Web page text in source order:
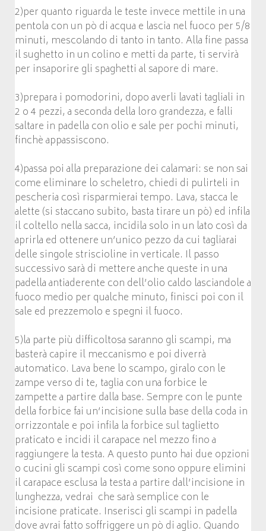
2)per quanto riguarda le teste invece mettile in una
pentola con un pò di acqua e lascia nel fuoco per 5/8
minuti, mescolando di tanto in tanto. Alla fine passa
il sughetto in un colino e metti da parte, ti servirà
per insaporire gli spaghetti al sapore di mare.
3)prepara i pomodorini, dopo averli lavati tagliali in
2 o 4 pezzi, a seconda della loro grandezza, e falli
saltare in padella con olio e sale per pochi minuti,
finchè appassiscono.
4)passa poi alla preparazione dei calamari: se non sai
come eliminare lo scheletro, chiedi di pulirteli in
pescheria così risparmierai tempo. Lava, stacca le
alette (si staccano subito, basta tirare un pò) ed infila
il coltello nella sacca, incidila solo in un lato così da
aprirla ed ottenere un’unico pezzo da cui tagliarai
delle singole striscioline in verticale. Il passo
successivo sarà di mettere anche queste in una
padella antiaderente con dell’olio caldo lasciandole a
fuoco medio per qualche minuto, finisci poi con il
sale ed prezzemolo e spegni il fuoco.
5)la parte più difficoltosa saranno gli scampi, ma
basterà capire il meccanismo e poi diverrà
automatico. Lava bene lo scampo, giralo con le
zampe verso di te, taglia con una forbice le
zampette a partire dalla base. Sempre con le punte
della forbice fai un’incisione sulla base della coda in
orrizzontale e poi infila la forbice sul taglietto
praticato e incidi il carapace nel mezzo fino a
raggiungere la testa. A questo punto hai due opzioni
o cucini gli scampi così come sono oppure elimini
il carapace esclusa la testa a partire dall’incisione in
lunghezza, vedrai che sarà semplice con le
incisione praticate. Inserisci gli scampi in padella
dove avrai fatto soffriggere un pò di aglio. Quando